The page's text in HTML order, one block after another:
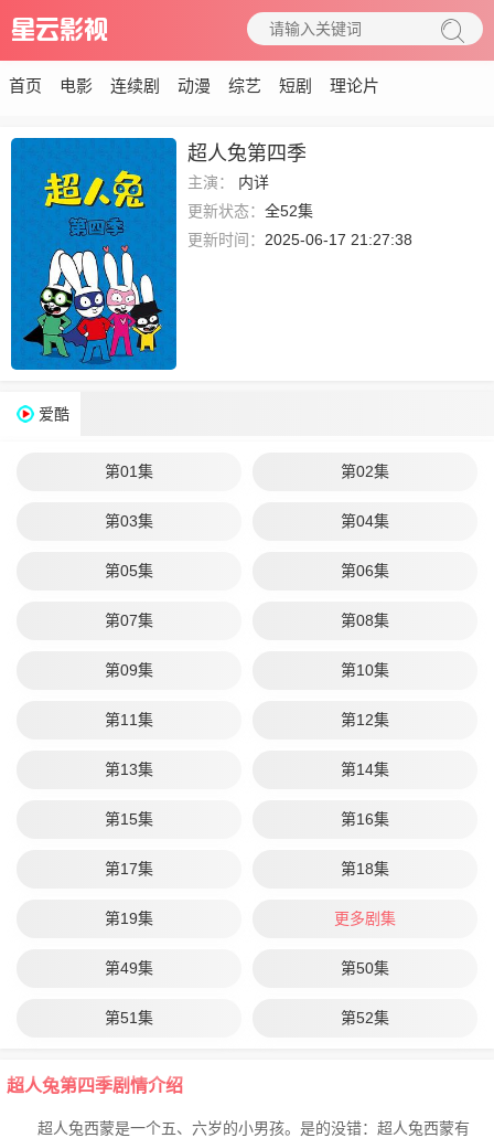
首页 电影 连续剧 动漫 综艺 短剧 理论片
超人兔第四季
主演：
内详
更新状态： 全52集
更新时间： 2025-06-17 21:27:38
爱酷
第01集 第02集
第03集 第04集
第05集 第06集
第07集 第08集
第09集 第10集
第11集 第12集
第13集 第14集
第15集 第16集
第17集 第18集
第19集 更多剧集
第49集 第50集
第51集 第52集
超人兔第四季剧情介绍
超人兔西蒙是一个五、六岁的小男孩。是的没错：超人兔西蒙有